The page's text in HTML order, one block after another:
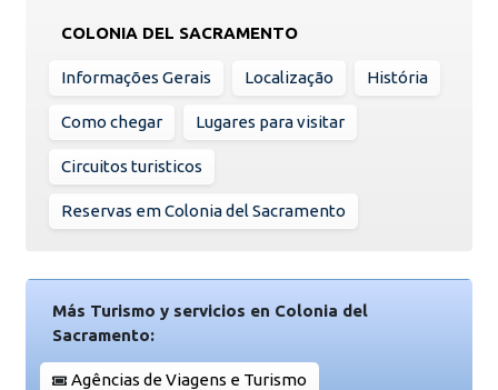
COLONIA DEL SACRAMENTO
Informações Gerais Localização História
Como chegar Lugares para visitar
Circuitos turisticos
Reservas em Colonia del Sacramento
Más Turismo y servicios en Colonia del
Sacramento:
Agências de Viagens e Turismo